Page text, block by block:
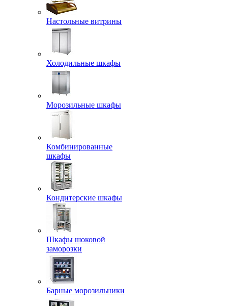
Настольные витрины
Холодильные шкафы
Морозильные шкафы
Комбинированные
шкафы
Кондитерские шкафы
Шкафы шоковой
заморозки
Барные морозильники